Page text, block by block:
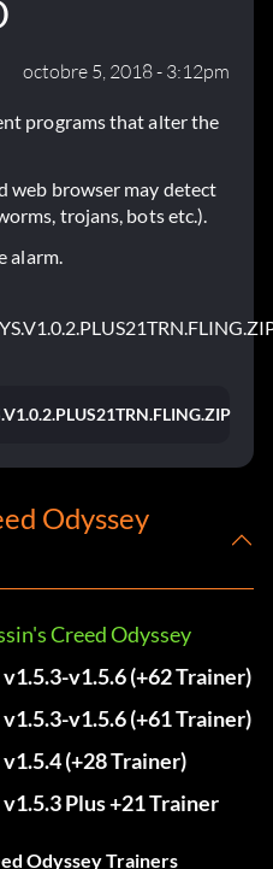
octobre 5, 2018 - 3:12pm
programs that alter the
web browser may detect
trojans, bots etc.).
alarm.
Odyssey
Creed Odyssey
v1.5.6 (+62 Trainer)
v1.5.6 (+61 Trainer)
(+28 Trainer)
Plus +21 Trainer
Odyssey Trainers